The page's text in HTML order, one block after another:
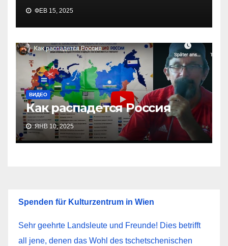
ФЕВ 15, 2025
ВИДЕО
Как распадется Россия
ЯНВ 10, 2025
Spenden für Kulturzentrum in Wien
Sehr geehrte Landsleute und Freunde! Dies betrifft
all jene, denen das Wohl des tschetschenischen